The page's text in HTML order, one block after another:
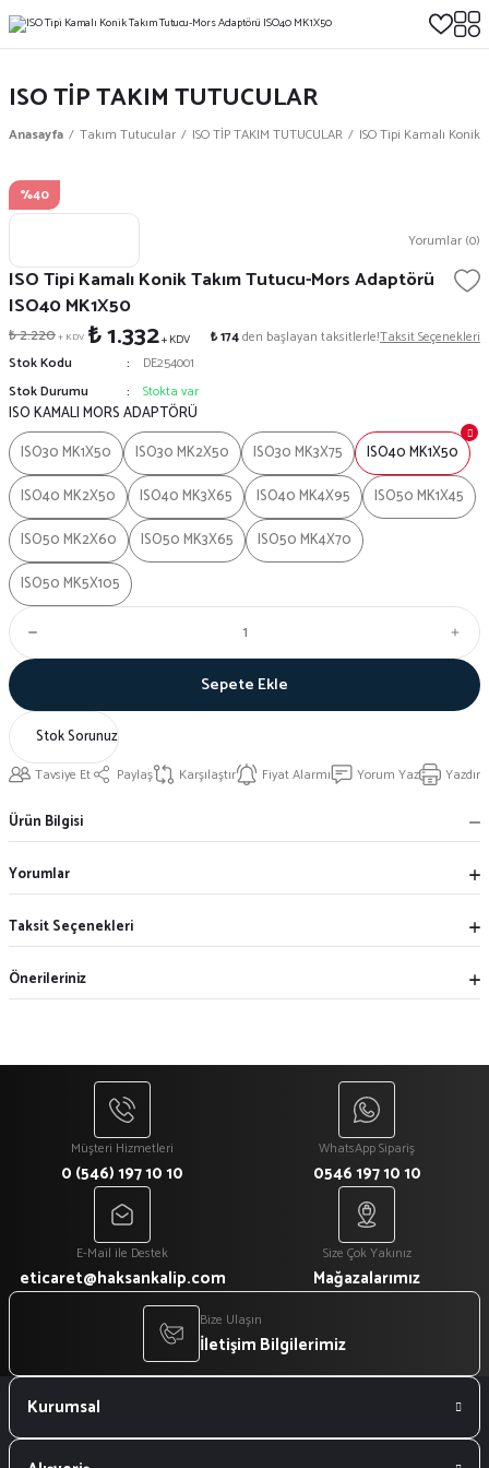
ISO TİP TAKIM TUTUCULAR
Anasayfa Takım Tutucular ISO TİP TAKIM TUTUCULAR ISO Tipi Kamalı Konik
%40
Yorumlar (0)
ISO Tipi Kamalı Konik Takım Tutucu-Mors Adaptörü
ISO40 MK1X50
₺ 2.220+ KDV ₺ 1.332+ KDV ₺ 174den başlayan taksitlerle!Taksit Seçenekleri
Stok Kodu
DE254001
Stok Durumu
Stokta var
ISO KAMALI MORS ADAPTÖRÜ
ISO30 MK1X50
ISO30 MK2X50 ISO30 MK3X75
ISO40 MK1X50
ISO40 MK2X50
ISO40 MK3X65 ISO40 MK4X95
ISO50 MK1X45
ISO50 MK2X60
ISO50 MK3X65
ISO50 MK4X70
ISO50 MK5X105
Sepete Ekle
Stok Sorunuz
Tavsiye Et Paylaş Karşılaştır Fiyat Alarmı Yorum Yaz Yazdır
Ürün Bilgisi
Yorumlar
Taksit Seçenekleri
Önerileriniz
Müşteri Hizmetleri
0 (546) 197 10 10
WhatsApp Sipariş
0546 197 10 10
E-Mail ile Destek
eticaret@haksankalip.com
Size Çok Yakınız
Mağazalarımız
Bize Ulaşın
İletişim Bilgilerimiz
Kurumsal